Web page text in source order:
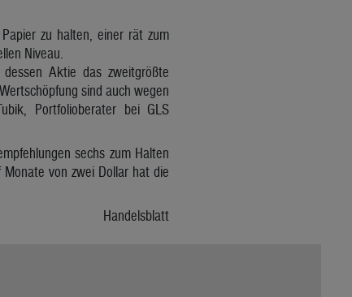
zu halten, einer rät zum
Niveau.
Aktie das zweitgrößte
sind auch wegen
Portfolioberater bei GLS
sechs zum Halten
von zwei Dollar hat die
Handelsblatt